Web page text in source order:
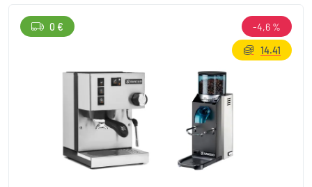
0 €
-4,6 %
14.41